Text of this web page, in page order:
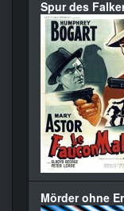
Spur des
Mörder ohne